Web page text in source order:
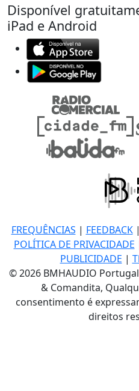
Disponível
iPad e Android
FREQUÊNCIAS | FEEDBACK|
POLÍTICA DE PRIVACIDADE
PUBLICIDADE |
© 2026 BMHAUDIO
& Comandita,
consentimento é
direitos